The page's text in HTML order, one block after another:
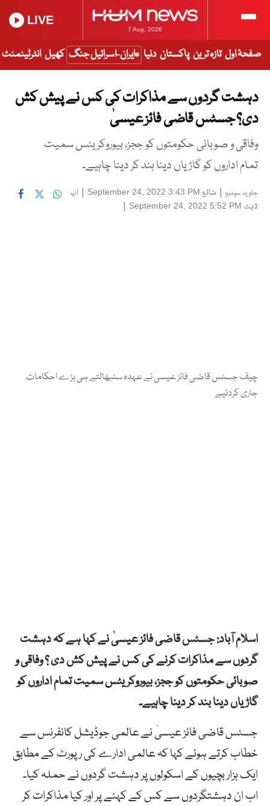
7 Aug, 2026
LIVE
صفحۂ اول تازہ ترین پاکستان دنیا ایران-اسرائیل جنگ کھیل انٹرٹینمنٹ
دہشت گردوں سے مذاکرات کی کس نے پیش کش
دی؟ جسٹس قاضی فائز عیسیٰ
وفاقی و صوبائی حکومتوں کو ججز، بیوروکریٹس سمیت
تمام اداروں کو گاڑیاں دینا بند کر دینا چاہیے۔
جاوید سومرو| شائع September 24, 2022 3:43 PM
| اپ
ڈیٹ September 24, 2022 5:52 PM
|
چیف جسٹس قاضی فائز عیسیٰ نے عہدہ سنبھالتے ہی بڑے احکامات
جاری کردئیے
اسلام آباد: جسٹس قاضی فائز عیسیٰ نے کہا ہے کہ دہشت
گردوں سے مذاکرات کرنے کی کس نے پیش کش دی ؟ وفاقی و
صوبائی حکومتوں کو ججز، بیوروکریٹس سمیت تمام اداروں کو
گاڑیاں دینا بند کر دینا چاہیے۔
جسٹس قاضی فائز عیسیٰ نے عالمی جوڈیشل کانفرنس سے
خطاب کرتے ہوئے کہا کہ عالمی ادارے کی رپورٹ کے مطابق
ایک ہزار بچیوں کے اسکولوں پر دہشت گردوں نے حملہ کیا۔
اب ان دہشتگردوں سے کس کے کہنے پر اور کیا مذاکرات کر